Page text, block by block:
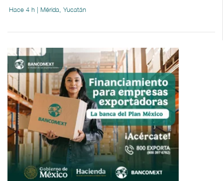
Hace 4 h | Mérida, Yucatán